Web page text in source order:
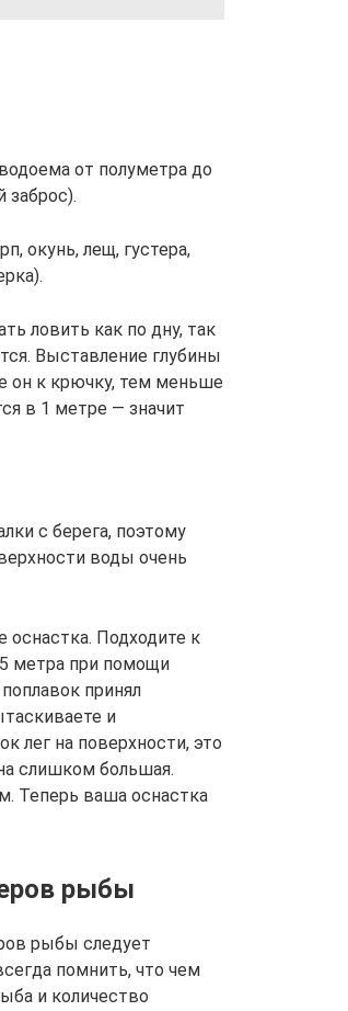
от полуметра до
заброс).
окунь, лещ, густера,
ловить как по дну, так
Выставление глубины
он к крючку, тем меньше
в 1 метре — значит
с берега, поэтому
воды очень
Подходите к
метра при помощи
принял
и
лег на поверхности, это
слишком большая.
Теперь ваша оснастка
рыбы
рыбы следует
помнить, что чем
и количество